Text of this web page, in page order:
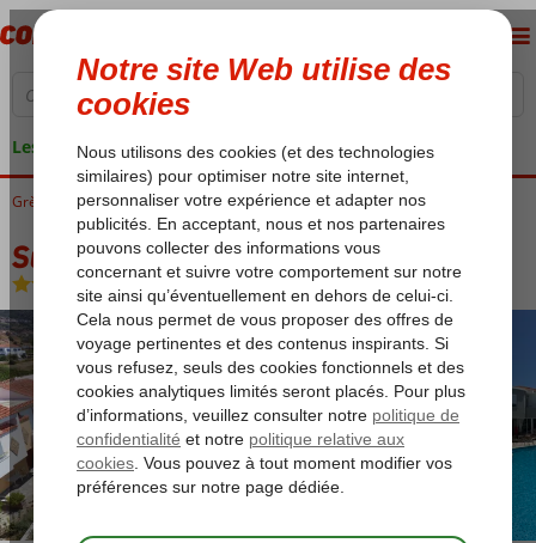
Les garanties de vacances
Grèce Lesbos Petra Sunset Hotel Lesbos
Sunset Hotel Lesbos
Logement-Hôtel